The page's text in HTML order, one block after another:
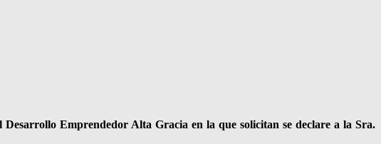
Emprendedor Alta Gracia en la que solicitan se declare a la Sra.